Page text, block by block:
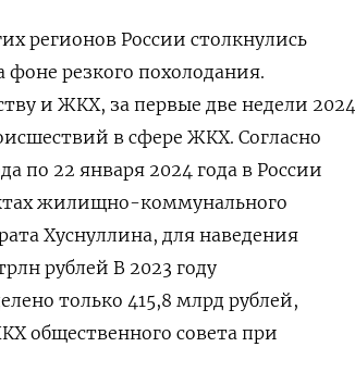
регионов России столкнулись
резкого похолодания.
и ЖКХ, за первые две недели 2024
в сфере ЖКХ. Согласно
по 22 января 2024 года в России
жилищно-коммунального
Хуснуллина, для наведения
рублей В 2023 году
только 415,8 млрд рублей,
общественного совета при